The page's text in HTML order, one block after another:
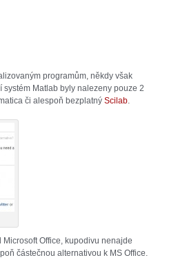
programům, někdy však
Matlab byly nalezeny pouze 2
či alespoň bezplatný Scilab.
Office, kupodivu nenajde
částečnou alternativou k MS Office.